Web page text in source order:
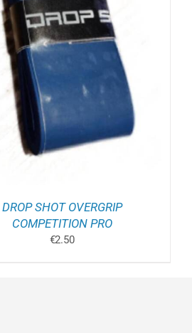
DROP SHOT OVERGRIP
COMPETITION PRO
€2.50